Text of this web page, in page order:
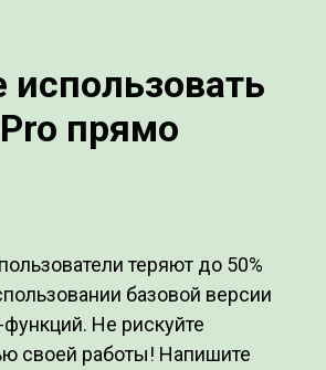
использовать
прямо
теряют до 50%
базовой версии
Не рискуйте
своей работы! Напишите